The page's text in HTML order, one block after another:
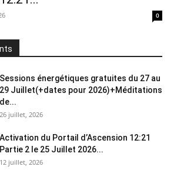
0
Sessions énergétiques gratuites du 27 au
29 Juillet(+dates pour 2026)+Méditations
de...
26 juillet, 2026
Activation du Portail d’Ascension 12:21
Partie 2 le 25 Juillet 2026...
12 juillet, 2026